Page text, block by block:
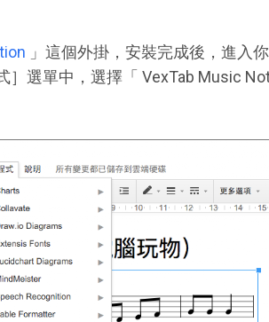
」這個外掛，安裝完成後，進入
選單中，選擇「 VexTab Music